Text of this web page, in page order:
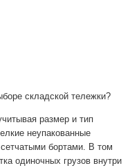
складской тележки?
размер и тип
неупакованные
бортами. В том
одиночных грузов внутри